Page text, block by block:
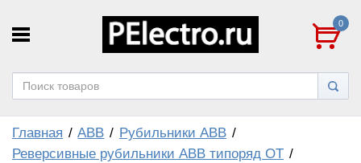
0
Главная ABB
Рубильники ABB
Реверсивные рубильники ABB типоряд ОТ